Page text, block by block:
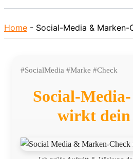
Home - Social-Media & Marken-
#SocialMedia #Marke #Check
Social-
wirkt